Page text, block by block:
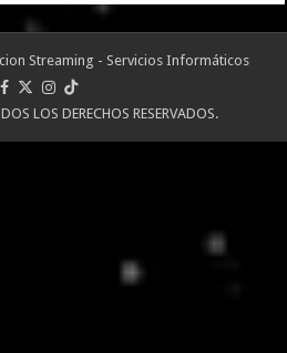
Streaming - Servicios Informáticos
LOS DERECHOS RESERVADOS.